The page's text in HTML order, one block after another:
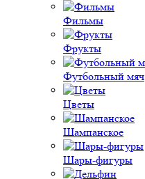
Фильмы
Фрукты
Футбольный мяч
Цветы
Шампанское
Шары-фигуры